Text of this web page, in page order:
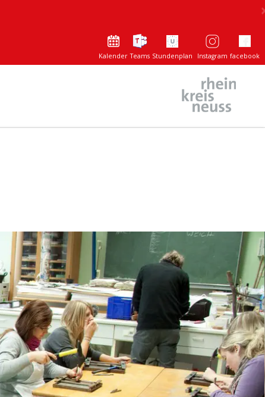
Kalender Teams Stundenplan Instagram facebook